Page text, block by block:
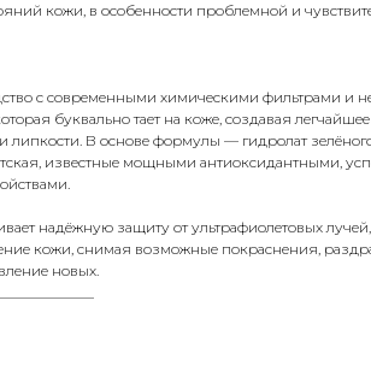
кожи, в особенности проблемной и
с современными химическими фильтрами и
буквально тает на коже, создавая
В основе формулы — гидролат
известные мощными антиоксидантными,
надёжную защиту от ультрафиолетовых
кожи, снимая возможные покраснения,
новых.